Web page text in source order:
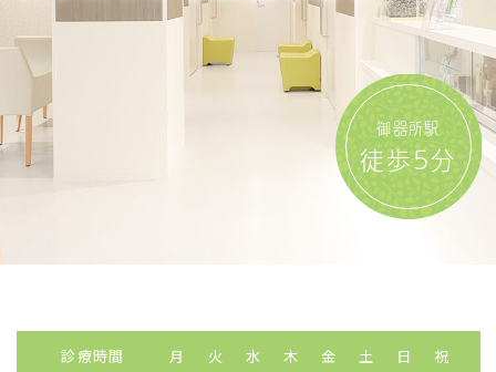
御器所駅
徒歩5分
診療時間 月 火 水 木 金 土 日 祝